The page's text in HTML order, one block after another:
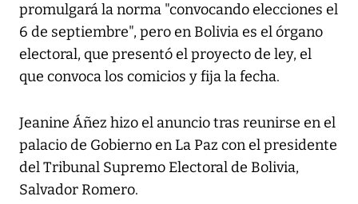
promulgará la norma "convocando elecciones el
6 de septiembre", pero en Bolivia es el órgano
electoral, que presentó el proyecto de ley, el
que convoca los comicios y fija la fecha.
Jeanine Áñez hizo el anuncio tras reunirse en el
palacio de Gobierno en La Paz con el presidente
del Tribunal Supremo Electoral de Bolivia,
Salvador Romero.